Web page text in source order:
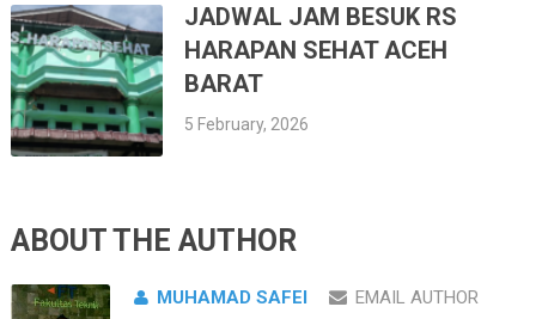
JADWAL JAM BESUK RS
HARAPAN SEHAT ACEH
BARAT
5 February, 2026
ABOUT THE AUTHOR
MUHAMAD SAFEI EMAIL AUTHOR